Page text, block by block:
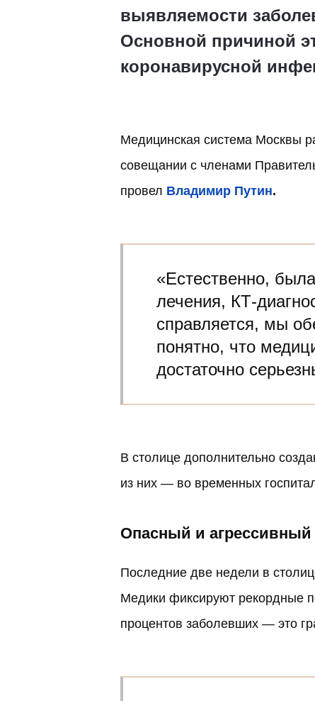
выявляемости
Основной причиной
коронавирусной
Медицинская система Москвы
совещании с членами
провел Владимир Путин.
«Естественно,
лечения, КТ-
справляется, мы
понятно, что
достаточно
В столице дополнительно
из них — во временных
Опасный и агрессивный
Последние две недели в
Медики фиксируют рекордные
процентов заболевших — это